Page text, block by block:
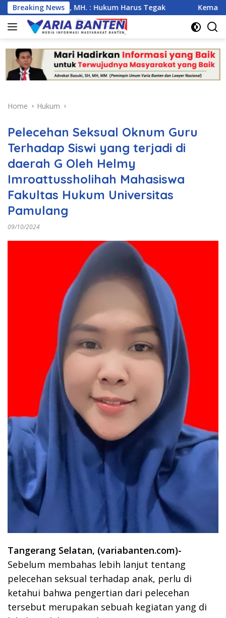
Skip
to
content
Breaking News
MH. : Hukum Harus Tegak Kemarau Ekstrem
Home Hukum
Pelecehan Seksual Oknum Guru
Terhadap Siswi yang terjadi di
daerah G Oleh Helmy
Imroattussholihah Mahasiswa
Fakultas Hukum Universitas
Pamulang
09/10/2024
Tangerang Selatan, (variabanten.com)-
Sebelum membahas lebih lanjut tentang
pelecehan seksual terhadap anak, perlu di
ketahui bahwa pengertian dari pelecehan
tersebut merupakan sebuah kegiatan yang di